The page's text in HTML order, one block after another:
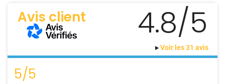
Avis client 4.8/5
Voir les 31 avis
5/5